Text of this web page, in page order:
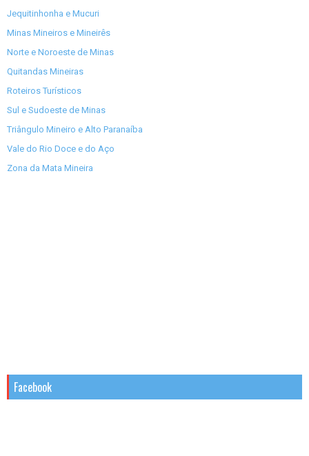
Jequitinhonha e Mucuri
Minas Mineiros e Mineirês
Norte e Noroeste de Minas
Quitandas Mineiras
Roteiros Turísticos
Sul e Sudoeste de Minas
Triângulo Mineiro e Alto Paranaíba
Vale do Rio Doce e do Aço
Zona da Mata Mineira
Facebook